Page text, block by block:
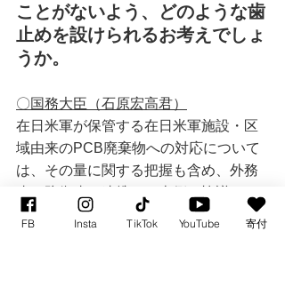
ことがないよう、どのような歯
止めを設けられるお考えでしょ
うか。
〇国務大臣（石原宏高君）
在日米軍が保管する在日米軍施設・区
域由来のPCB廃棄物への対応について
は、その量に関する把握も含め、外務
ているところであります。米側におい
FB Insta TikTok YouTube 寄付